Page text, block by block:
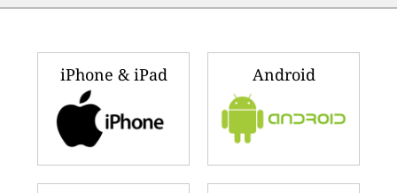
iPhone & iPad Android